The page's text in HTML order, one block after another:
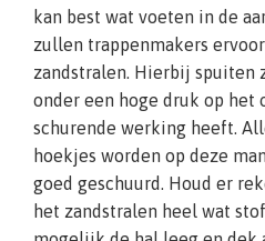
kan best wat voeten in de
zullen trappenmakers
zandstralen. Hierbij spuiten
onder een hoge druk op het
schurende werking heeft.
hoekjes worden op deze
goed geschuurd. Houd er
het zandstralen heel wat